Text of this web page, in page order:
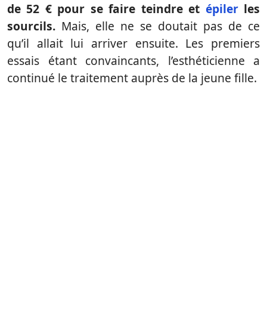
de 52 € pour se faire teindre et épilerles
sourcils. Mais, elle ne se doutait pas de ce
qu’il allait lui arriver ensuite. Les premiers
essais étant convaincants, l’esthéticienne a
continué le traitement auprès de la jeune fille.